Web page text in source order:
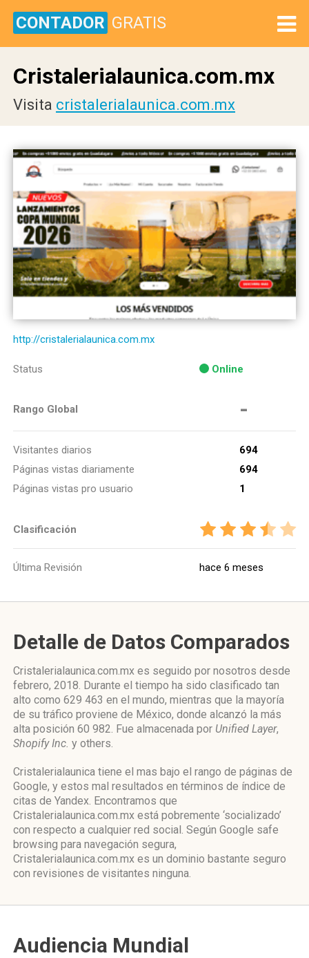
CONTADOR GRATIS
Cristalerialaunica.com.mx
Visita cristalerialaunica.com.mx
http://cristalerialaunica.com.mx
Status Online
Rango Global -
Visitantes diarios
694
Páginas vistas diariamente
694
Páginas vistas pro usuario
1
Clasificación
Última Revisión hace 6 meses
Detalle de Datos Comparados
Cristalerialaunica.com.mx es seguido por nosotros desde
febrero, 2018. Durante el tiempo ha sido clasificado tan
alto como 629 463 en el mundo, mientras que la mayoría
de su tráfico proviene de México, donde alcanzó la más
alta posición 60 982. Fue almacenada por Unified Layer,
Shopify Inc. y others.
Cristalerialaunica tiene el mas bajo el rango de páginas de
Google, y estos mal resultados en términos de índice de
citas de Yandex. Encontramos que
Cristalerialaunica.com.mx está pobremente ‘socializado’
con respecto a cualquier red social. Según Google safe
browsing para navegación segura,
Cristalerialaunica.com.mx es un dominio bastante seguro
con revisiones de visitantes ninguna.
Audiencia Mundial